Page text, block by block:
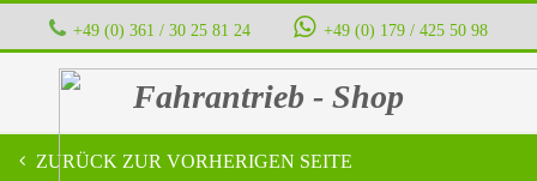
+49 (0) 361 / 30 25 81 24 ‭ ‭ ‭ ‭ +49 (0) 179 / 425 50 98
Fahrantrieb - Shop
ZURÜCK ZUR VORHERIGEN SEITE